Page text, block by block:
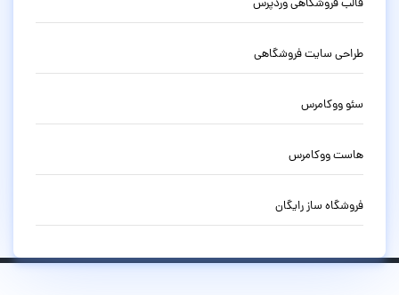
قالب فروشگاهی وردپرس
طراحی سایت فروشگاهی
سئو ووکامرس
هاست ووکامرس
فروشگاه ساز رایگان